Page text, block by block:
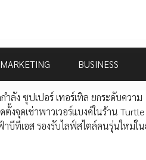
MARKETING BUSINESS